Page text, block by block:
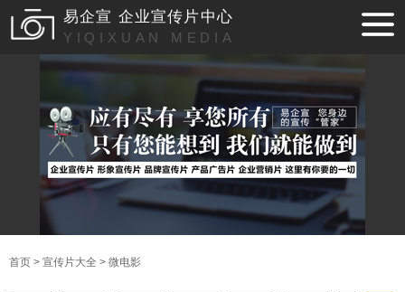
易企宣 企业宣传片中心
YIQIXUAN MEDIA
首页 > 宣传片大全 > 微电影